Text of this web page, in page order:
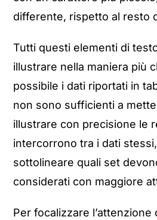
differente, rispetto al resto
Tutti questi elementi di
illustrare nella maniera più
possibile i dati riportati in
non sono sufficienti a
illustrare con precisione le
intercorrono tra i dati
sottolineare quali set
considerati con maggiore
Per focalizzare